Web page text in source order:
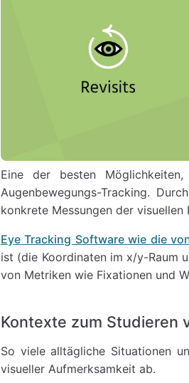
Eine der besten
Augenbewegungs-Tracking.
konkrete Messungen der
Eye Tracking Software wie die
ist (die Koordinaten im x/y-Raum
von Metriken wie Fixationen und
Kontexte zum Studieren
So viele alltägliche Situationen
visueller Aufmerksamkeit ab.